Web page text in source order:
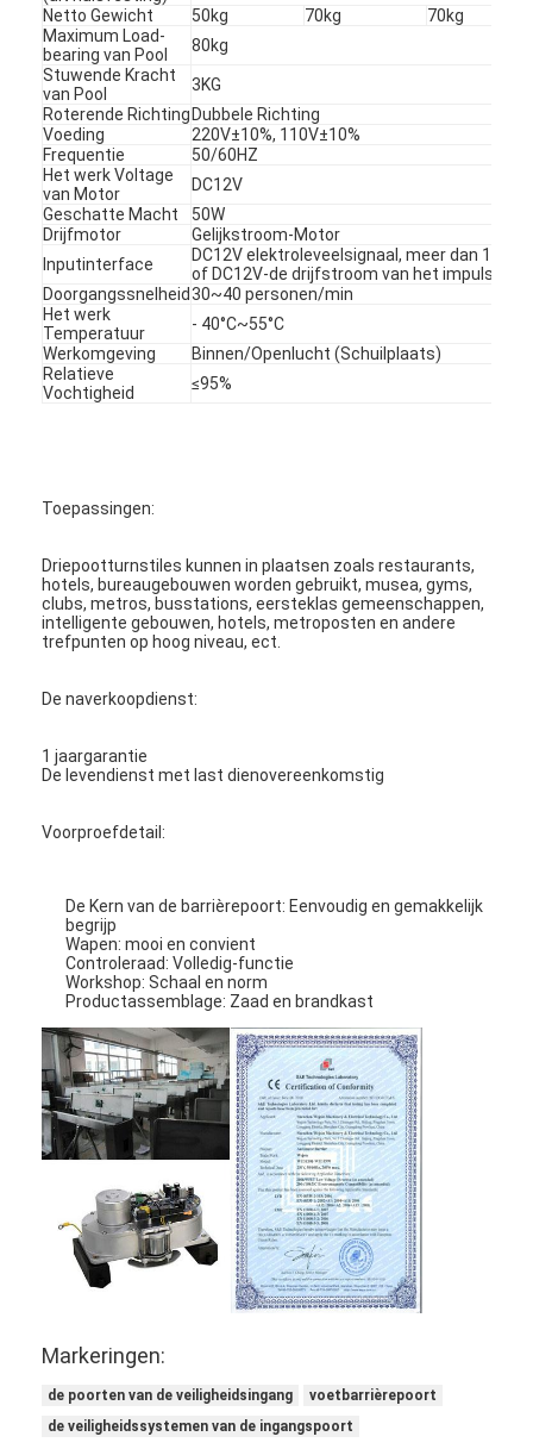
Over ons
Fabriekstocht
Kwaliteitscontrole
Nieuws
Gevallen
Ga Nu Praten.
tourniquet barrière poort
Boom barrière Gate
de poort van de parkeerterreinbarrière
Statief tourniquet Gate
Advertentiebelemmering
Klep barrière Gate
Swing barrière Gate
Sliding Gate Motor
parkeerplaats slot
Netto Gewicht
50kg 70kg
70kg
Maximum Load-
bearing van Pool
80kg
Stuwende Kracht
van Pool
3KG
Roterende Richting Dubbele Richting
Voeding
220V±10%, 110V±10%
Frequentie
50/60HZ
Het werk Voltage
van Motor
DC12V
Geschatte Macht
50W
Drijfmotor
Gelijkstroom-Motor
Inputinterface
DC12V elektroleveelsignaal, meer dan
of DC12V-de drijfstroom van het
Doorgangssnelheid 30~40 personen/min
Het werk
Temperatuur
- 40°C~55°C
Werkomgeving
Binnen/Openlucht (Schuilplaats)
Relatieve
Vochtigheid
≤95%
Toepassingen:
Driepootturnstiles kunnen in plaatsen zoals restaurants,
hotels, bureaugebouwen worden gebruikt, musea, gyms,
clubs, metros, busstations, eersteklas gemeenschappen,
intelligente gebouwen, hotels, metroposten en andere
trefpunten op hoog niveau, ect.
De naverkoopdienst:
1 jaargarantie
De levendienst met last dienovereenkomstig
Voorproefdetail:
De Kern van de barrièrepoort: Eenvoudig en gemakkelijk
begrijp
Wapen: mooi en convient
Controleraad: Volledig-functie
Workshop: Schaal en norm
Productassemblage: Zaad en brandkast
Markeringen:
de poorten van de veiligheidsingang
voetbarrièrepoort
de veiligheidssystemen van de ingangspoort